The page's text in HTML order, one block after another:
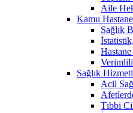
Aile
Kamu
Sağlık
Sağlık
Acil
Tıbbi